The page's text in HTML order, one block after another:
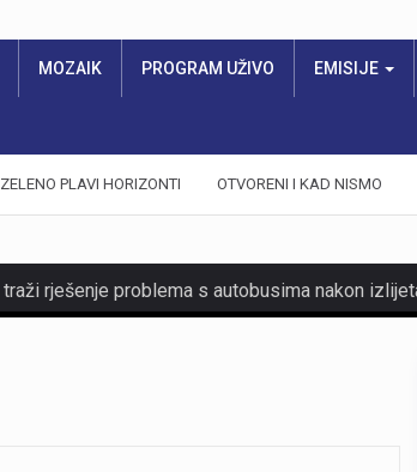
MOZAIK PROGRAM UŽIVO EMISIJE
ZELENO PLAVI HORIZONTI OTVORENI I KAD NISMO